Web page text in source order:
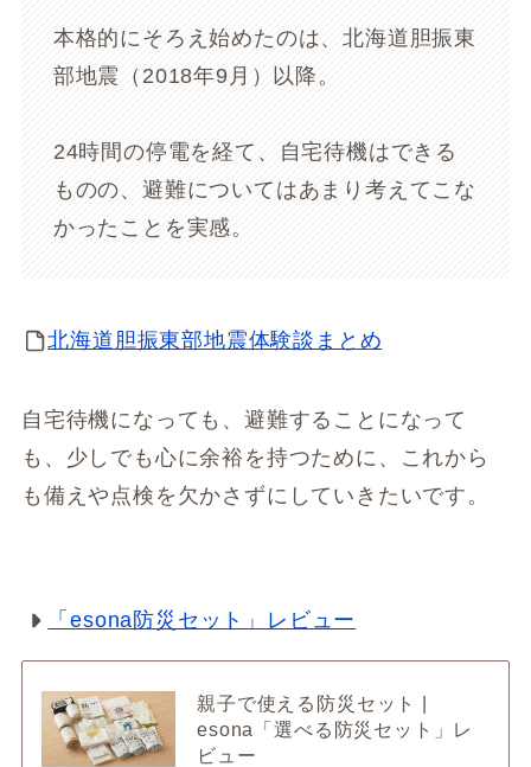
本格的にそろえ始めたのは、北海道胆振東
部地震（2018年9月）以降。
24時間の停電を経て、自宅待機はできる
ものの、避難についてはあまり考えてこな
かったことを実感。
北海道胆振東部地震体験談まとめ
自宅待機になっても、避難することになって
も、少しでも心に余裕を持つために、これから
も備えや点検を欠かさずにしていきたいです。
「esona防災セット」レビュー
親子で使える防災セット |
esona「選べる防災セット」レ
ビュー